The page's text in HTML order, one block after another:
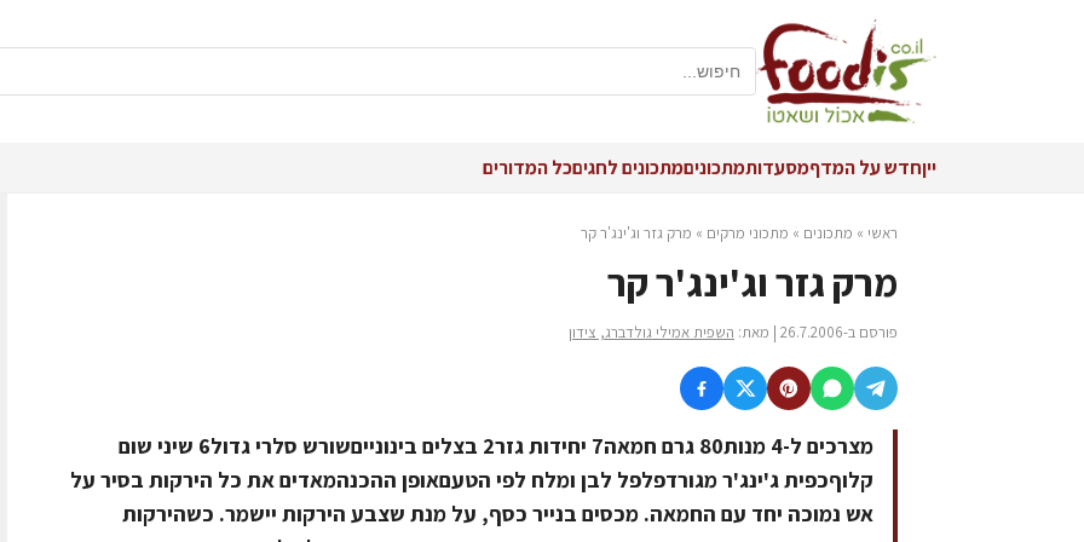
ייןחדש על המדףמסעדותמתכוניםמתכונים לחגיםכל המדורים
ראשי » מתכונים » מתכוני מרקים » מרק גזר וג'ינג'ר קר
מרק גזר וג'ינג'ר קר
פורסם ב-26.7.2006 | מאת: השפית אמילי גולדברג, צידון
מצרכים ל-4 מנות80 גרם חמאה7 יחידות גזר2 בצלים בינונייםשורש סלרי גדול6 שיני שום
קלוףכפית ג'ינג'ר מגורדפלפל לבן ומלח לפי הטעםאופן ההכנהמאדים את כל הירקות בסיר על
אש נמוכה יחד עם החמאה. מכסים בנייר כסף, על מנת שצבע הירקות יישמר. כשהירקות